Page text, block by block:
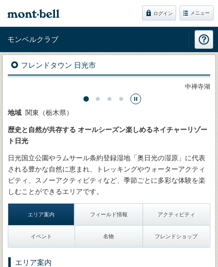
ログイン メニュー
モンベルクラブ
フレンドタウン 日光市
中禅寺湖
地域 関東（栃木県）
歴史と自然が共存する オールシーズン楽しめるネイチャーリゾー
ト日光
日光国立公園やラムサール条約登録湿地「奥日光の湿原」に代表
される豊かな自然に恵まれ、トレッキングやウォーターアクティ
ビティ、スノーアクティビティなど、季節ごとに多彩な体験を楽
しむことができるエリアです。
エリア案内 フィールド情報 アクティビティ
イベント 名物 フレンドショップ
エリア案内